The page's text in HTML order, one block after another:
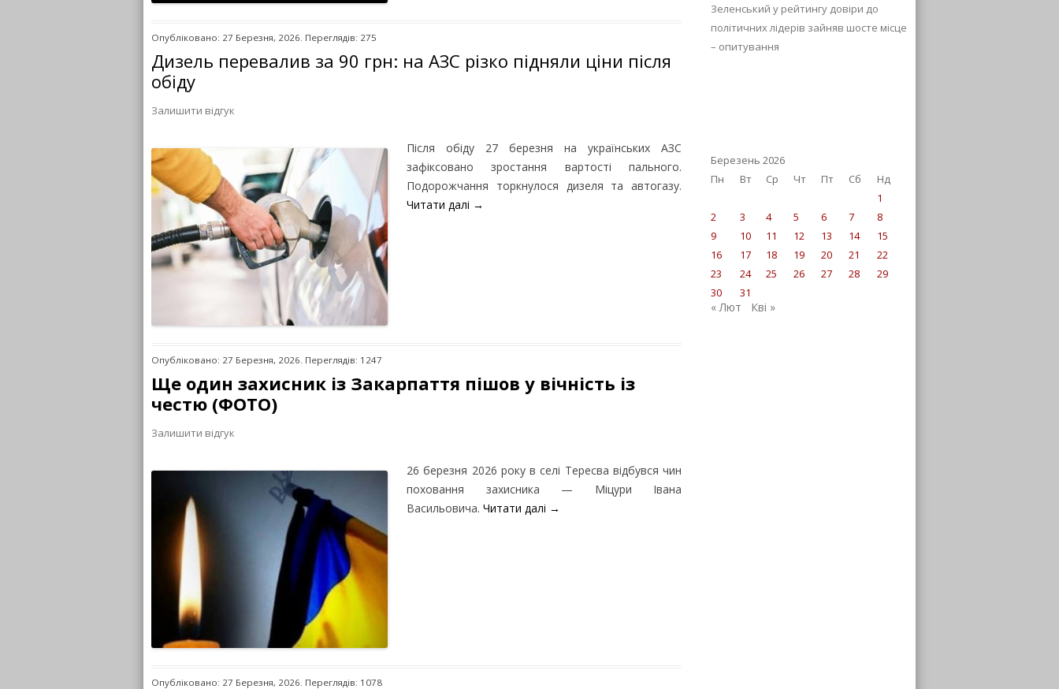
Опубліковано: 27 Березня, 2026. Переглядів: 275
Дизель перевалив за 90 грн: на АЗС різко підняли ціни після
обіду
Залишити відгук
Після обіду 27 березня на українських АЗС
зафіксовано зростання вартості пального.
Подорожчання торкнулося дизеля та автогазу.
Читати далі →
Опубліковано: 27 Березня, 2026. Переглядів: 1247
Ще один захисник із Закарпаття пішов у вічність із
честю (ФОТО)
Залишити відгук
26 березня 2026 року в селі Тересва відбувся чин
поховання захисника — Міцури Івана
Васильовича. Читати далі →
Опубліковано: 27 Березня, 2026. Переглядів: 1078
Зеленський у рейтингу довіри до
політичних лідерів зайняв шосте місце
– опитування
Березень 2026
Пн
Вт Ср Чт Пт Сб
Нд
1
2
3 4 5 6 7
8
9
10 11 12 13 14
15
16
17 18 19 20 21
22
23
24 25 26 27 28
29
30
31
« Лют Кві »